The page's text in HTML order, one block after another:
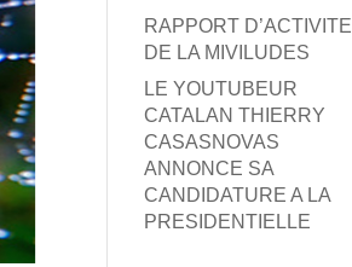
RAPPORT D’ACTIVITE
DE LA MIVILUDES
LE YOUTUBEUR
CATALAN THIERRY
CASASNOVAS
ANNONCE SA
CANDIDATURE A LA
PRESIDENTIELLE